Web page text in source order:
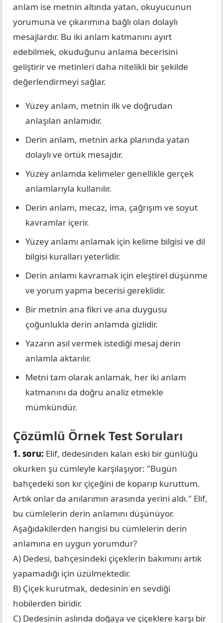
anlam ise metnin altında yatan, okuyucunun
yorumuna ve çıkarımına bağlı olan dolaylı
mesajlardır. Bu iki anlam katmanını ayırt
edebilmek, okuduğunu anlama becerisini
geliştirir ve metinleri daha nitelikli bir şekilde
değerlendirmeyi sağlar.
Yüzey anlam, metnin ilk ve doğrudan
anlaşılan anlamıdır.
Derin anlam, metnin arka planında yatan
dolaylı ve örtük mesajdır.
Yüzey anlamda kelimeler genellikle gerçek
anlamlarıyla kullanılır.
Derin anlam, mecaz, ima, çağrışım ve soyut
kavramlar içerir.
Yüzey anlamı anlamak için kelime bilgisi ve dil
bilgisi kuralları yeterlidir.
Derin anlamı kavramak için eleştirel düşünme
ve yorum yapma becerisi gereklidir.
Bir metnin ana fikri ve ana duygusu
çoğunlukla derin anlamda gizlidir.
Yazarın asıl vermek istediği mesaj derin
anlamla aktarılır.
Metni tam olarak anlamak, her iki anlam
katmanını da doğru analiz etmekle
mümkündür.
Çözümlü Örnek Test Soruları
1. soru: Elif, dedesinden kalan eski bir günlüğü
okurken şu cümleyle karşılaşıyor: "Bugün
bahçedeki son kır çiçeğini de koparıp kuruttum.
Artık onlar da anılarımın arasında yerini aldı." Elif,
bu cümlelerin derin anlamını düşünüyor.
Aşağıdakilerden hangisi bu cümlelerin derin
anlamına en uygun yorumdur?
A) Dedesi, bahçesindeki çiçeklerin bakımını artık
yapamadığı için üzülmektedir.
B) Çiçek kurutmak, dedesinin en sevdiği
hobilerden biridir.
C) Dedesinin aslında doğaya ve çiçeklere karşı bir